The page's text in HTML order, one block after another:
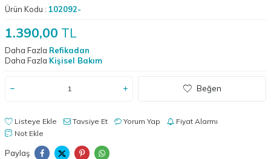
Ürün Kodu : 102092-
1.390,00 TL
Daha Fazla Refikadan
Daha Fazla Kişisel Bakım
Beğen
Listeye Ekle Tavsiye Et Yorum Yap
Fiyat Alarmı
Not Ekle
Paylaş